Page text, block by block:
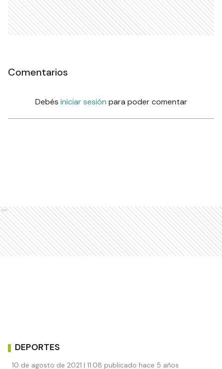
Comentarios
Debés iniciar sesión para poder comentar
Ads
DEPORTES
10 de agosto de 2021 | 11:08 publicado hace 5 años